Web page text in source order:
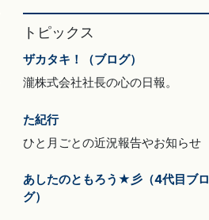
トピックス
ザカタキ！（ブログ）
瀧株式会社社長の心の日報。
た紀行
ひと月ごとの近況報告やお知らせ
あしたのともろう★彡（4代目ブロ
グ）